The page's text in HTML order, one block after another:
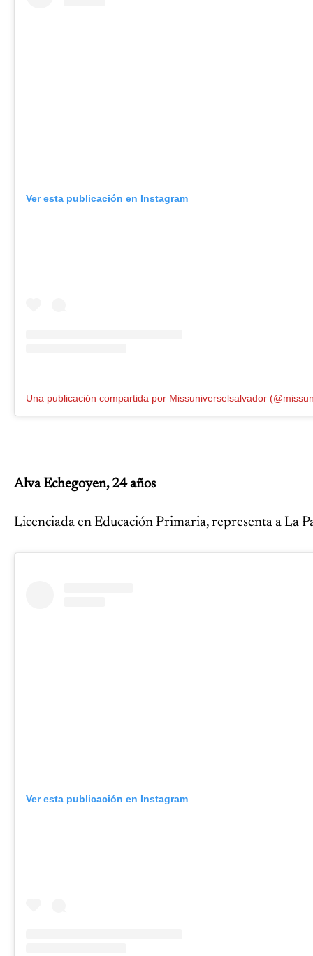
Ver esta publicación en Instagram
Alva Echegoyen, 24 años
Licenciada en Educación Primaria, representa a La
Ver esta publicación en Instagram